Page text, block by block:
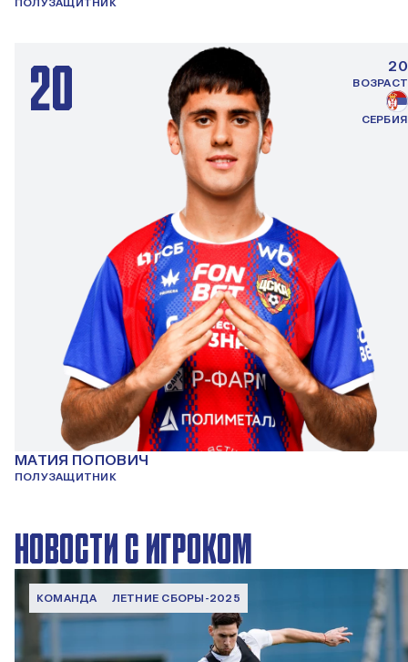
ПОЛУЗАЩИТНИК
20 20
ВОЗРАСТ
СЕРБИЯ
МАТИЯ ПОПОВИЧ
ПОЛУЗАЩИТНИК
НОВОСТИ С ИГРОКОМ
КОМАНДА ЛЕТНИЕ СБОРЫ-2025